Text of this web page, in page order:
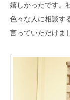
嬉しかったです。
色々な人に相談す
言っていただけま